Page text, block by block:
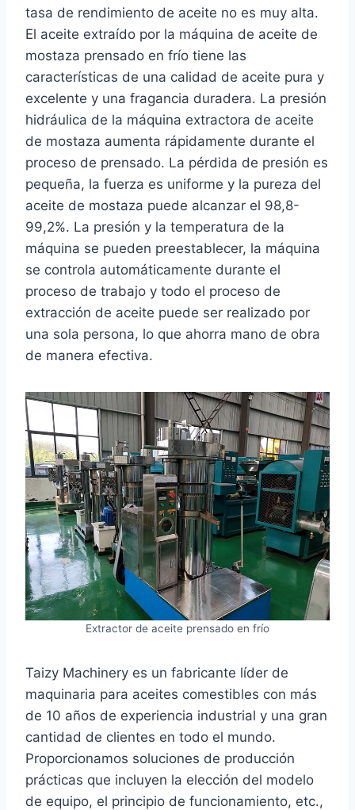
tasa de rendimiento de aceite no es muy alta.
El aceite extraído por la máquina de aceite de
mostaza prensado en frío tiene las
características de una calidad de aceite pura y
excelente y una fragancia duradera. La presión
hidráulica de la máquina extractora de aceite
de mostaza aumenta rápidamente durante el
proceso de prensado. La pérdida de presión es
pequeña, la fuerza es uniforme y la pureza del
aceite de mostaza puede alcanzar el 98,8-
99,2%. La presión y la temperatura de la
máquina se pueden preestablecer, la máquina
se controla automáticamente durante el
proceso de trabajo y todo el proceso de
extracción de aceite puede ser realizado por
una sola persona, lo que ahorra mano de obra
de manera efectiva.
Extractor de aceite prensado en frío
Taizy Machinery es un fabricante líder de
maquinaria para aceites comestibles con más
de 10 años de experiencia industrial y una gran
cantidad de clientes en todo el mundo.
Proporcionamos soluciones de producción
prácticas que incluyen la elección del modelo
de equipo, el principio de funcionamiento, etc.,